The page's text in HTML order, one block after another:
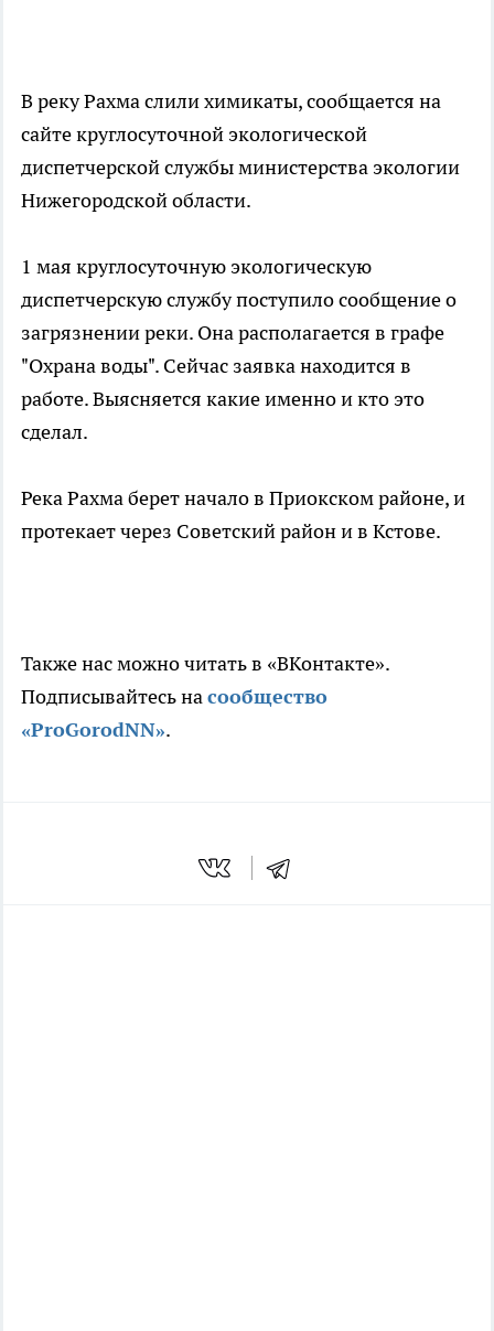
В реку Рахма слили химикаты, сообщается на
сайте круглосуточной экологической
диспетчерской службы министерства экологии
Нижегородской области.
1 мая круглосуточную экологическую
диспетчерскую службу поступило сообщение о
загрязнении реки. Она располагается в графе
"Охрана воды". Сейчас заявка находится в
работе. Выясняется какие именно и кто это
сделал.
Река Рахма берет начало в Приокском районе, и
протекает через Советский район и в Кстове.
Также нас можно читать в «ВКонтакте».
Подписывайтесь насообщество
«ProGorodNN».